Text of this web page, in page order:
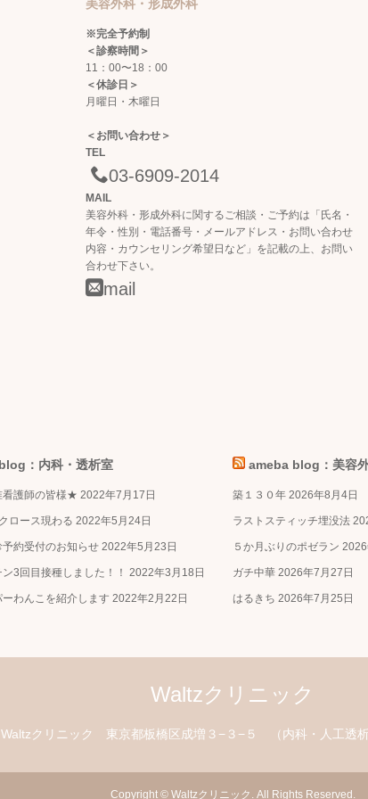
美容外科・形成外科
※完全予約制
＜診察時間＞
11：00〜18：00
＜休診日＞
月曜日・木曜日
＜お問い合わせ＞
TEL
03-6909-2014
MAIL
美容外科・形成外科に関するご相談・ご予約は「氏名・
年令・性別・電話番号・メールアドレス・お問い合わせ
内容・カウンセリング希望日など」を記載の上、お問い
合わせ下さい。
mail
：内科・透析室
護師の皆様★ 2022年7月17日
ロース現わる 2022年5月24日
約受付のお知らせ 2022年5月23日
3回目接種しました！！ 2022年3月18日
わんこを紹介します 2022年2月22日
ameba blog：美容
築１３０年 2026年8月4日
ラストスティッチ埋没法
５か月ぶりのポゼラン
ガチ中華 2026年7月27日
はるきち 2026年7月25日
Waltzクリニック
クリニック 東京都板橋区成増３−３−５ （内科・人工透
Copyright © Waltzクリニック . All Rights Reserved.